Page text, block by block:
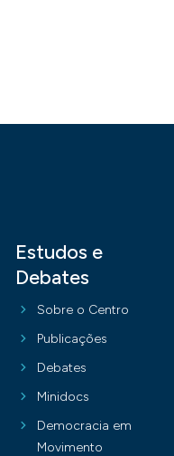
Estudos e
Debates
Sobre o Centro
Publicações
Debates
Minidocs
Democracia em
Movimento